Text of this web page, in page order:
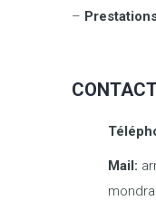
–
Mail: